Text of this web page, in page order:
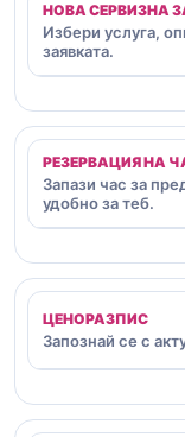
НОВА СЕРВИЗНА
Избери услуга,
заявката.
РЕЗЕРВАЦИЯ НА
Запази час за
удобно за теб.
ЦЕНОРАЗПИС
Запознай се с